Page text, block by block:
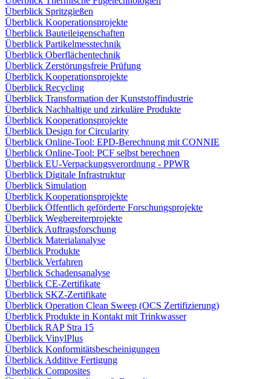
Überblick Spritzgießen
Überblick Kooperationsprojekte
Überblick Bauteileigenschaften
Überblick Partikelmesstechnik
Überblick Oberflächentechnik
Überblick Zerstörungsfreie Prüfung
Überblick Kooperationsprojekte
Überblick Recycling
Überblick Transformation der Kunststoffindustrie
Überblick Nachhaltige und zirkuläre Produkte
Überblick Kooperationsprojekte
Überblick Design for Circularity
Überblick Online-Tool: EPD-Berechnung mit CONNIE
Überblick Online-Tool: PCF selbst berechnen
Überblick EU-Verpackungsverordnung - PPWR
Überblick Digitale Infrastruktur
Überblick Simulation
Überblick Kooperationsprojekte
Überblick Öffentlich geförderte Forschungsprojekte
Überblick Wegbereiterprojekte
Überblick Auftragsforschung
Überblick Materialanalyse
Überblick Produkte
Überblick Verfahren
Überblick Schadensanalyse
Überblick CE-Zertifikate
Überblick SKZ-Zertifikate
Überblick Operation Clean Sweep (OCS Zertifizierung)
Überblick Produkte in Kontakt mit Trinkwasser
Überblick RAP Stra 15
Überblick VinylPlus
Überblick Konformitätsbescheinigungen
Überblick Additive Fertigung
Überblick Composites